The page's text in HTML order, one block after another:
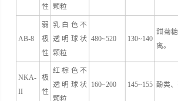
性 颗粒
AB-8
弱
极
性
乳白色不
透明球状
颗粒
480~520 130~140
甜菊
离。
NKA-
II
极
性
红棕色不
透明球状
颗粒
160~200 145~155 酚类、